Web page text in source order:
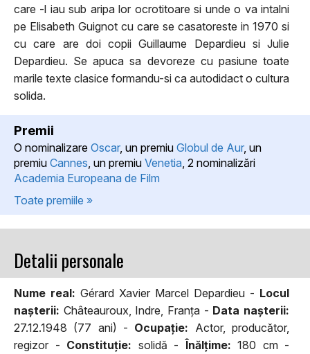
care -l iau sub aripa lor ocrotitoare si unde o va intalni
pe Elisabeth Guignot cu care se casatoreste in 1970 si
cu care are doi copii Guillaume Depardieu si Julie
Depardieu. Se apuca sa devoreze cu pasiune toate
marile texte clasice formandu-si ca autodidact o cultura
solida.
Premii
O nominalizare Oscar, un premiu Globul de Aur, un
premiu Cannes , un premiu Venetia , 2 nominalizări
Academia Europeana de Film
Toate premiile »
Detalii personale
Nume real: Gérard Xavier Marcel Depardieu - Locul
naşterii: Châteauroux, Indre, Franța - Data naşterii:
27.12.1948 (77 ani) - Ocupaţie: Actor, producător,
regizor - Constituţie: solidă -Înălţime: 180 cm -